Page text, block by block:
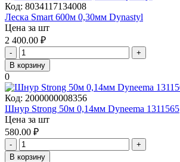
Код: 8034117134008
Леска Smart 600м 0,30мм Dynastyl
Цена за шт
2 400.00 ₽
-
+
В корзину
0
Код: 2000000008356
Шнур Strong 50м 0,14мм Dyneema 1311565
Цена за шт
580.00 ₽
-
+
В корзину